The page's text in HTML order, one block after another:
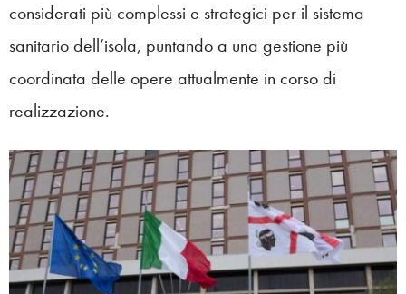
considerati più complessi e strategici per il sistema
sanitario dell’isola, puntando a una gestione più
coordinata delle opere attualmente in corso di
realizzazione.